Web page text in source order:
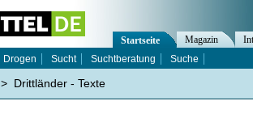
Startseite Magazin
Drogen Sucht Suchtberatung Suche
> Drittländer - Texte